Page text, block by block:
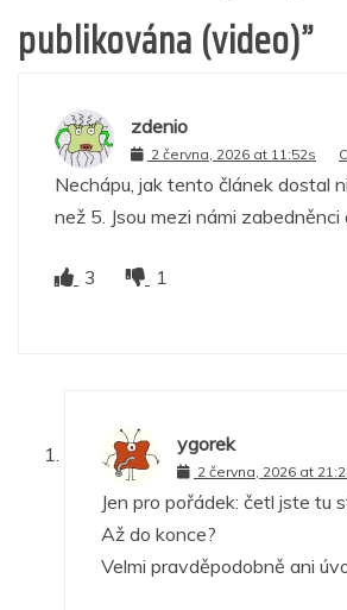
publikována (video)”
zdenio
2 června, 2026 at 11:52s
Nechápu, jak tento článek dostal
než 5. Jsou mezi námi zabedněnci
3 1
ygorek
2 června, 2026 at
Jen pro pořádek: četl jste tu
Až do konce?
Velmi pravděpodobně ani